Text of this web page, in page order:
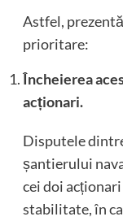
Astfel,
prioritare:
Încheierea
acționari.
Disputele
șantierului
cei doi
stabilitate, în